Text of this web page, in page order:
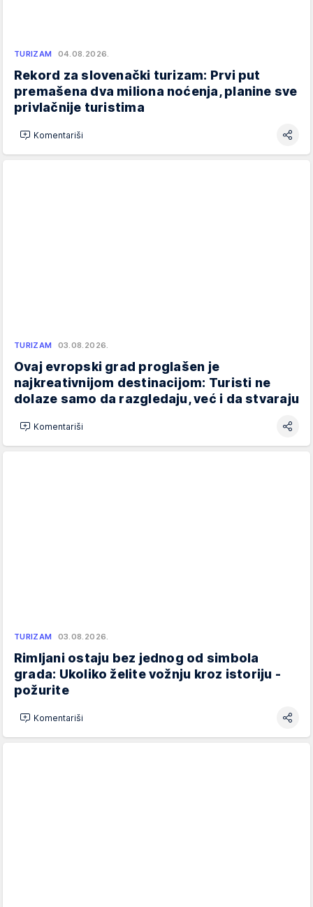
TURIZAM 04.08.2026.
Rekord za slovenački turizam: Prvi put
premašena dva miliona noćenja, planine sve
privlačnije turistima
Komentariši
TURIZAM 03.08.2026.
Ovaj evropski grad proglašen je
najkreativnijom destinacijom: Turisti ne
dolaze samo da razgledaju, već i da stvaraju
Komentariši
TURIZAM 03.08.2026.
Rimljani ostaju bez jednog od simbola
grada: Ukoliko želite vožnju kroz istoriju -
požurite
Komentariši